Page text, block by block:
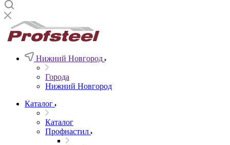
Нижний Новгород
Города
Нижний Новгород
Каталог
Каталог
Профнастил